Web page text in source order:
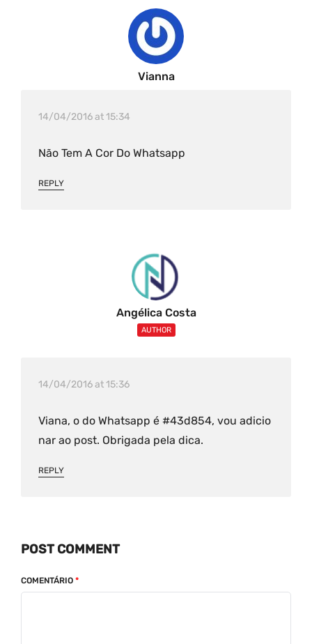
Vianna
14/04/2016 at 15:34
Não Tem A Cor Do Whatsapp
REPLY
Angélica Costa
AUTHOR
14/04/2016 at 15:36
Viana, o do Whatsapp é #43d854, vou adicio
nar ao post. Obrigada pela dica.
REPLY
POST COMMENT
COMENTÁRIO *